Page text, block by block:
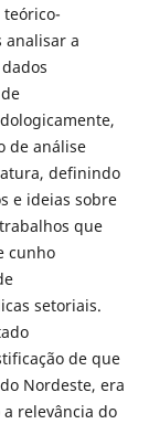
analisar a
de análise
definindo
e ideias sobre
que
cunho
setoriais.
de que
Nordeste, era
relevância do